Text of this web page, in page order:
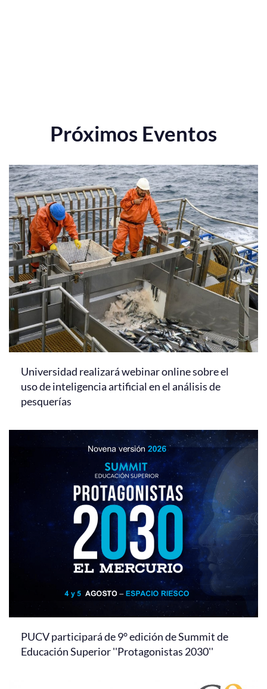
Próximos Eventos
Universidad realizará webinar online sobre el
uso de inteligencia artificial en el análisis de
pesquerías
PUCV participará de 9° edición de Summit de
Educación Superior ''Protagonistas 2030''